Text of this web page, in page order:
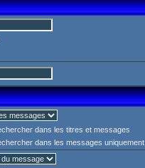
dans les titres et messages
dans les messages uniquement